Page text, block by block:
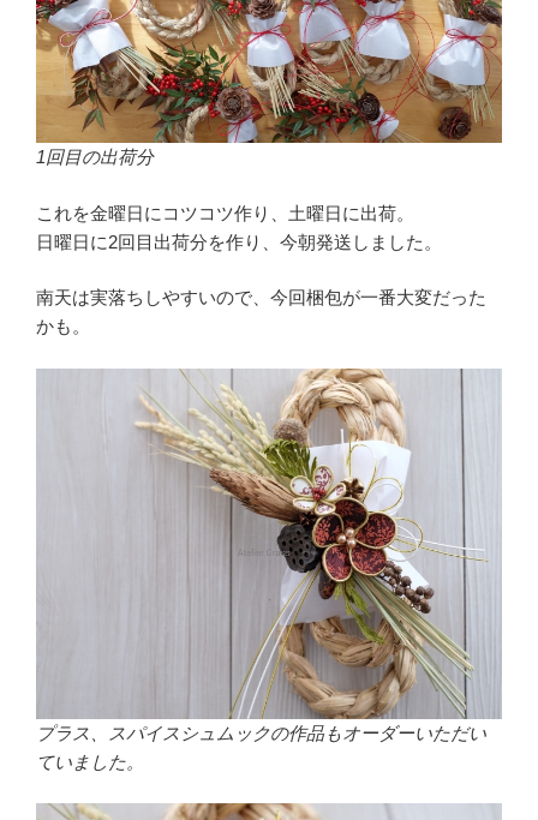
1回目の出荷分
これを金曜日にコツコツ作り、土曜日に出荷。
日曜日に2回目出荷分を作り、今朝発送しました。
南天は実落ちしやすいので、今回梱包が一番大変だった
かも。
プラス、スパイスシュムックの作品もオーダーいただい
ていました。